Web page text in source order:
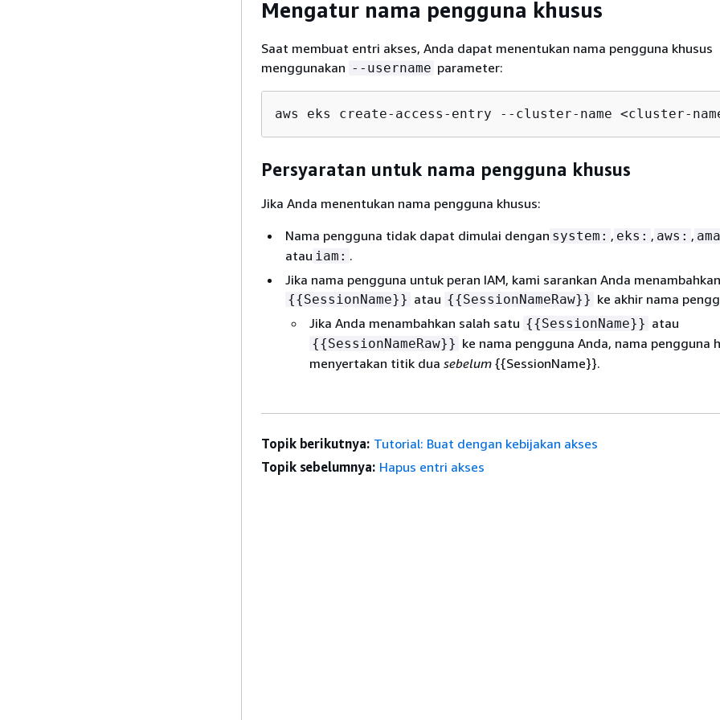
Mengatur nama pengguna khusus
Saat membuat entri akses, Anda dapat menentukan nama pengguna khusus
menggunakan --username parameter:
aws eks create-access-entry --cluster-name <cluster-
Persyaratan untuk nama pengguna khusus
Jika Anda menentukan nama pengguna khusus:
Nama pengguna tidak dapat dimulai dengan system: , eks: , aws: ,
atau iam: .
Jika nama pengguna untuk peran IAM, kami sarankan Anda menambahkan
{{SessionName}} atau {{SessionNameRaw}} ke akhir nama
Jika Anda menambahkan salah satu {{SessionName}} atau
{{SessionNameRaw}} ke nama pengguna Anda, nama pengguna
menyertakan titik dua sebelum {{SessionName}}.
Topik berikutnya: Tutorial: Buat dengan kebijakan akses
Topik sebelumnya: Hapus entri akses